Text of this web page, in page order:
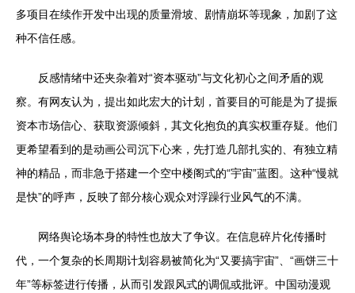
多项目在续作开发中出现的质量滑坡、剧情崩坏等现象，加剧了这
种不信任感。
反感情绪中还夹杂着对“资本驱动”与文化初心之间矛盾的观
察。有网友认为，提出如此宏大的计划，首要目的可能是为了提振
资本市场信心、获取资源倾斜，其文化抱负的真实权重存疑。他们
更希望看到的是动画公司沉下心来，先打造几部扎实的、有独立精
神的精品，而非急于搭建一个空中楼阁式的“宇宙”蓝图。这种“慢就
是快”的呼声，反映了部分核心观众对浮躁行业风气的不满。
网络舆论场本身的特性也放大了争议。在信息碎片化传播时
代，一个复杂的长周期计划容易被简化为“又要搞宇宙”、“画饼三十
年”等标签进行传播，从而引发跟风式的调侃或批评。中国动漫观